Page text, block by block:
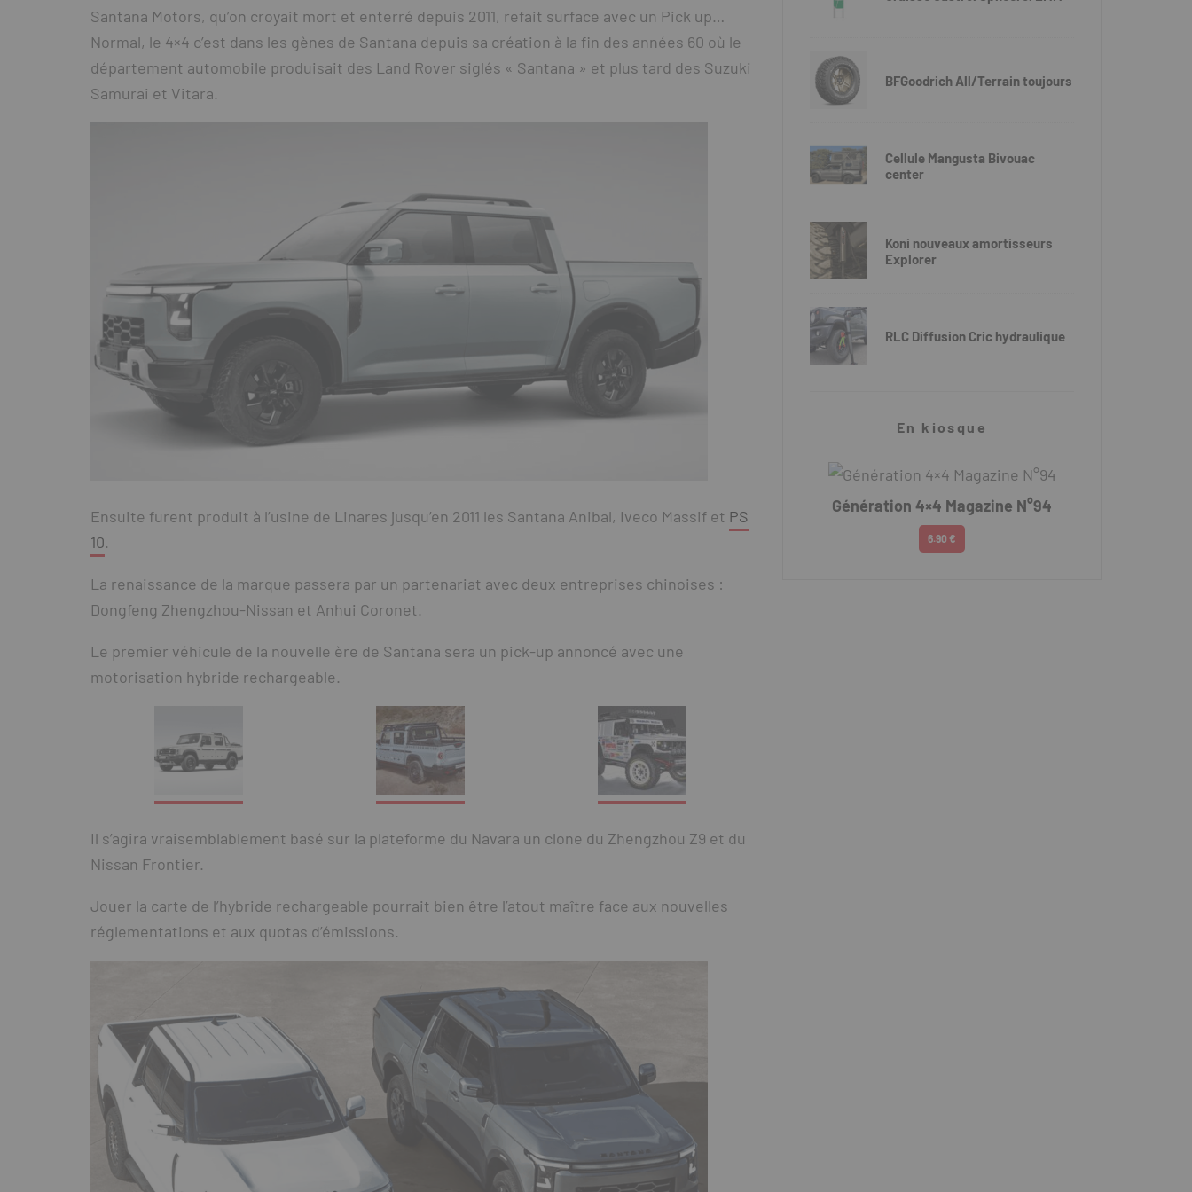
Santana Motors, qu’on croyait mort et enterré depuis 2011, refait surface avec un Pick up…
Normal, le 4×4 c’est dans les gènes de Santana depuis sa création à la fin des années 60 où le
département automobile produisait des Land Rover siglés « Santana » et plus tard des Suzuki
Samurai et Vitara.
Ensuite furent produit à l’usine de Linares jusqu’en 2011 les Santana Anibal, Iveco Massif et PS
10.
La renaissance de la marque passera par un partenariat avec deux entreprises chinoises :
Dongfeng Zhengzhou-Nissan et Anhui Coronet.
Le premier véhicule de la nouvelle ère de Santana sera un pick-up annoncé avec une
motorisation hybride rechargeable.
Il s’agira vraisemblablement basé sur la plateforme du Navara un clone du Zhengzhou Z9 et du
Nissan Frontier.
Jouer la carte de l’hybride rechargeable pourrait bien être l’atout maître face aux nouvelles
réglementations et aux quotas d’émissions.
BFGoodrich All/Terrain toujours
Cellule Mangusta Bivouac
center
Koni nouveaux amortisseurs
Explorer
RLC Diffusion Cric hydraulique
En kiosque
Génération 4×4 Magazine N°94
6.90 €